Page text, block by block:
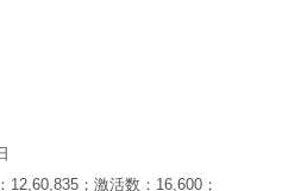
；激活数：16,600；